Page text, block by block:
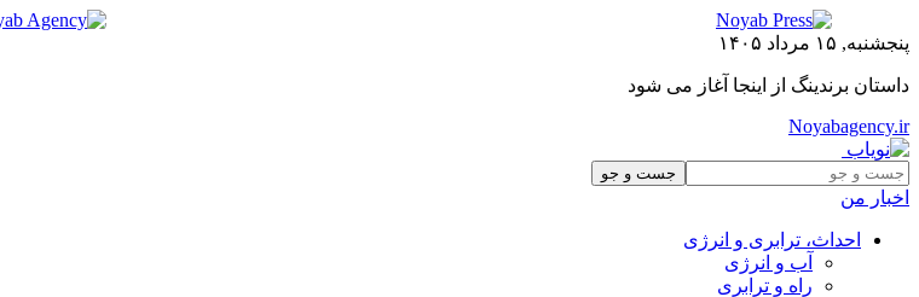
پنجشنبه, ۱۵ مرداد ۱۴۰۵
داستان برندینگ از اینجا آغاز می شود
Noyabagency.ir
اخبار من
احداث، ترابری و انرژی
آب و انرژی
راه و ترابری